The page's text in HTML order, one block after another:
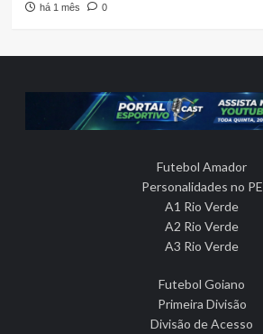
há 1 mês 0
Futebol Amador
Personalidades no PE
A1 Rio Verde
A2 Rio Verde
A3 Rio Verde
Futebol Goiano
Primeira Divisão
Divisão de Acesso